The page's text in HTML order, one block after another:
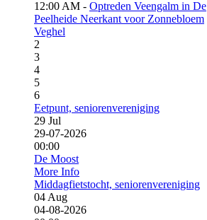
12:00 AM - Optreden Veengalm in De
Peelheide Neerkant voor Zonnebloem
Veghel
2
3
4
5
6
Eetpunt, seniorenvereniging
29 Jul
29-07-2026
00:00
De Moost
More Info
Middagfietstocht, seniorenvereniging
04 Aug
04-08-2026